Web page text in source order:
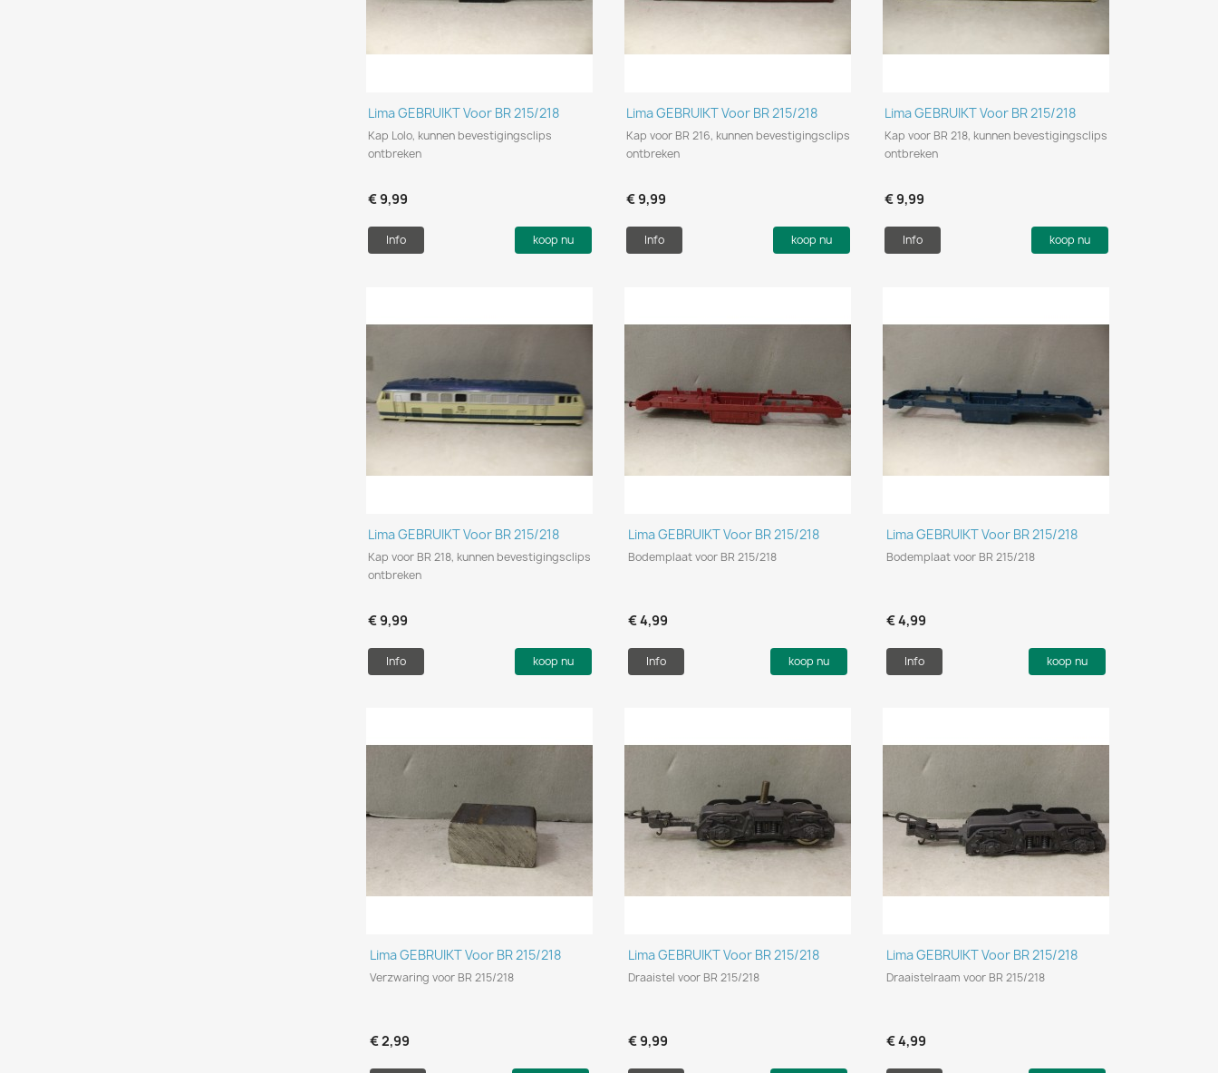
Snel bekijken
Lima GEBRUIKT Voor BR 215/218
Kap Lolo, kunnen bevestigingsclips
ontbreken
€ 9,99
Info koop nu
Snel bekijken
Lima GEBRUIKT Voor BR 215/218
Kap voor BR 216, kunnen bevestigingsclips
ontbreken
€ 9,99
Info koop nu
Snel bekijken
Lima GEBRUIKT Voor BR 215/218
Kap voor BR 218, kunnen bevestigingsclips
ontbreken
€ 9,99
Info koop nu
Snel bekijken
Lima GEBRUIKT Voor BR 215/218
Kap voor BR 218, kunnen bevestigingsclips
ontbreken
€ 9,99
Info koop nu
Snel bekijken
Lima GEBRUIKT Voor BR 215/218
Bodemplaat voor BR 215/218
€ 4,99
Info koop nu
Snel bekijken
Lima GEBRUIKT Voor BR 215/218
Bodemplaat voor BR 215/218
€ 4,99
Info koop nu
Snel bekijken
Lima GEBRUIKT Voor BR 215/218
Verzwaring voor BR 215/218
€ 2,99
Snel bekijken
Lima GEBRUIKT Voor BR 215/218
Draaistel voor BR 215/218
€ 9,99
Snel bekijken
Lima GEBRUIKT Voor BR 215/218
Draaistelraam voor BR 215/218
€ 4,99